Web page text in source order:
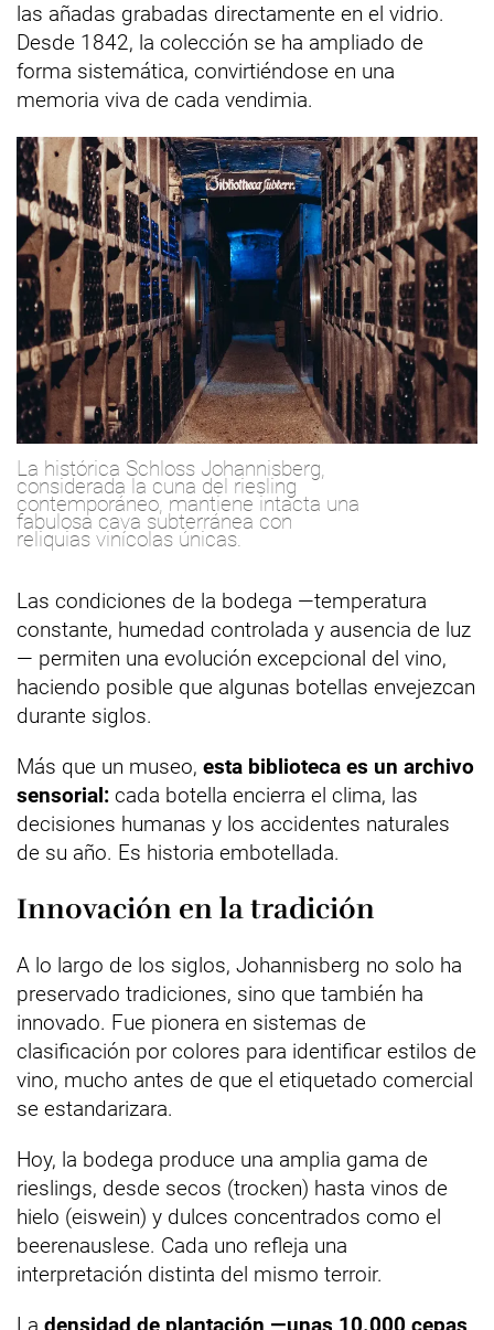
las añadas grabadas directamente en el vidrio.
Desde 1842, la colección se ha ampliado de
forma sistemática, convirtiéndose en una
memoria viva de cada vendimia.
La histórica Schloss Johannisberg,
considerada la cuna del riesling
contemporáneo, mantiene intacta una
fabulosa cava subterránea con
reliquias vinícolas únicas.
Las condiciones de la bodega —temperatura
constante, humedad controlada y ausencia de luz
— permiten una evolución excepcional del vino,
haciendo posible que algunas botellas envejezcan
durante siglos.
Más que un museo, esta biblioteca es un archivo
sensorial: cada botella encierra el clima, las
decisiones humanas y los accidentes naturales
de su año. Es historia embotellada.
Innovación en la tradición
A lo largo de los siglos, Johannisberg no solo ha
preservado tradiciones, sino que también ha
innovado. Fue pionera en sistemas de
clasificación por colores para identificar estilos de
vino, mucho antes de que el etiquetado comercial
se estandarizara.
Hoy, la bodega produce una amplia gama de
rieslings, desde secos (trocken) hasta vinos de
hielo (eiswein) y dulces concentrados como el
beerenauslese. Cada uno refleja una
interpretación distinta del mismo terroir.